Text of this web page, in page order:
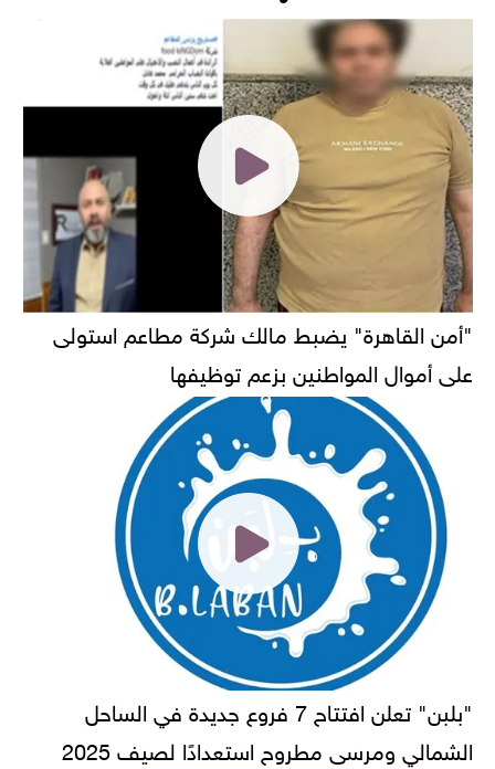
"أمن القاهرة" يضبط مالك شركة مطاعم استولى
على أموال المواطنين بزعم توظيفها
"بلبن" تعلن افتتاح 7 فروع جديدة في الساحل
الشمالي ومرسى مطروح استعدادًا لصيف 2025